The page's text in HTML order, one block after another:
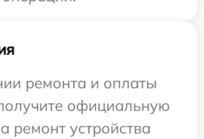
ремонта и оплаты
официальную
ремонт устройства